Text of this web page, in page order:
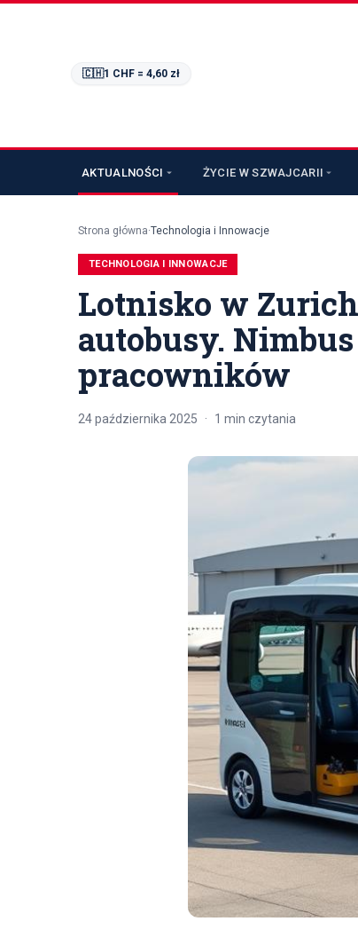
🇨🇭1 CHF = 4,60 zł
AKTUALNOŚCI ŻYCIE W SZWAJCARII
Strona główna·Technologia i Innowacje
TECHNOLOGIA I INNOWACJE
Lotnisko w
autobusy.
pracowników
24 października 2025 · 1 min czytania